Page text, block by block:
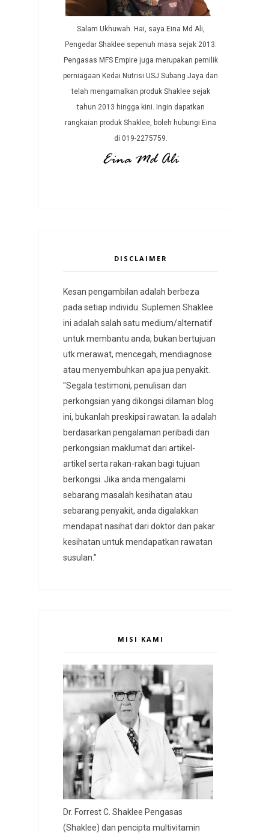
Salam Ukhuwah. Hai, saya Eina Md Ali,
Pengedar Shaklee sepenuh masa sejak 2013.
Pengasas MFS Empire juga merupakan pemilik
perniagaan Kedai Nutrisi USJ Subang Jaya dan
telah mengamalkan produk Shaklee sejak
tahun 2013 hingga kini. Ingin dapatkan
rangkaian produk Shaklee, boleh hubungi Eina
di 019-2275759.
DISCLAIMER
Kesan pengambilan adalah berbeza
pada setiap individu. Suplemen Shaklee
ini adalah salah satu medium/alternatif
untuk membantu anda, bukan bertujuan
utk merawat, mencegah, mendiagnose
atau menyembuhkan apa jua penyakit.
"Segala testimoni, penulisan dan
perkongsian yang dikongsi dilaman blog
ini, bukanlah preskipsi rawatan. Ia adalah
berdasarkan pengalaman peribadi dan
perkongsian maklumat dari artikel-
artikel serta rakan-rakan bagi tujuan
berkongsi. Jika anda mengalami
sebarang masalah kesihatan atau
sebarang penyakit, anda digalakkan
mendapat nasihat dari doktor dan pakar
kesihatan untuk mendapatkan rawatan
susulan.”
MISI KAMI
Dr. Forrest C. Shaklee Pengasas
(Shaklee) dan pencipta multivitamin